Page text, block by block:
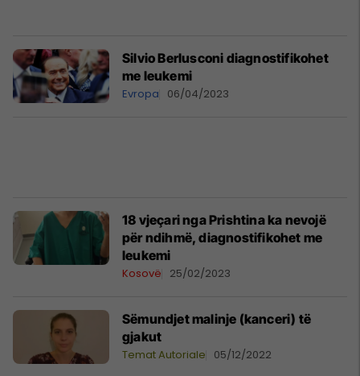
Silvio Berlusconi diagnostifikohet
me leukemi
Evropa 06/04/2023
18 vjeçari nga Prishtina ka nevojë
për ndihmë, diagnostifikohet me
leukemi
Kosovë 25/02/2023
Sëmundjet malinje (kanceri) të
gjakut
Temat Autoriale 05/12/2022